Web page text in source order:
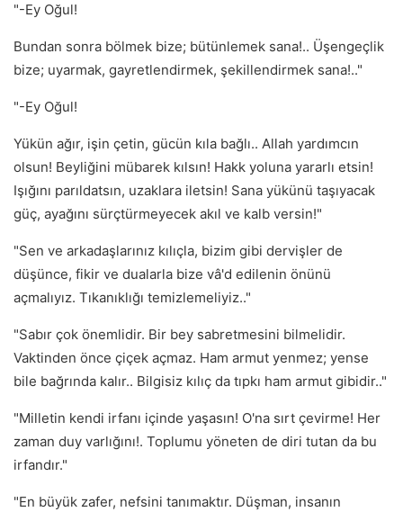
"-Ey Oğul!
Bundan sonra bölmek bize; bütünlemek sana!.. Üşengeçlik
bize; uyarmak, gayretlendirmek, şekillendirmek sana!.."
"-Ey Oğul!
Yükün ağır, işin çetin, gücün kıla bağlı.. Allah yardımcın
olsun! Beyliğini mübarek kılsın! Hakk yoluna yararlı etsin!
Işığını parıldatsın, uzaklara iletsin! Sana yükünü taşıyacak
güç, ayağını sürçtürmeyecek akıl ve kalb versin!"
"Sen ve arkadaşlarınız kılıçla, bizim gibi dervişler de
düşünce, fikir ve dualarla bize vâ'd edilenin önünü
açmalıyız. Tıkanıklığı temizlemeliyiz.."
"Sabır çok önemlidir. Bir bey sabretmesini bilmelidir.
Vaktinden önce çiçek açmaz. Ham armut yenmez; yense
bile bağrında kalır.. Bilgisiz kılıç da tıpkı ham armut gibidir.."
"Milletin kendi irfanı içinde yaşasın! O'na sırt çevirme! Her
zaman duy varlığını!. Toplumu yöneten de diri tutan da bu
irfandır."
"En büyük zafer, nefsini tanımaktır. Düşman, insanın